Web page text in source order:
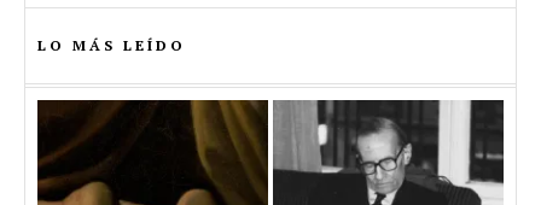
LO MÁS LEÍDO